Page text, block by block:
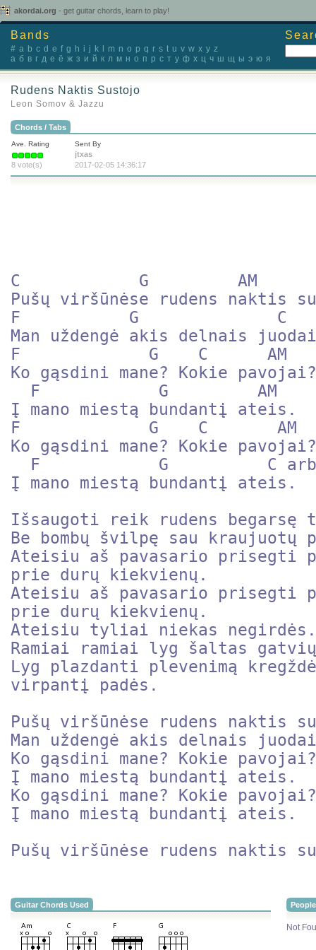
akordai.org - get guitar chords, learn to play!
Bands
# a b c d e f g h i j k m n o p q r s t u v w x y z
а б в г д е ё ж з и й к л м н о п р с т у ф х ц ч ш щ ы э ю я
Rudens Naktis Sustojo
Leon Somov & Jazzu
Chords / Tabs
Ave. Rating
8 vote(s)
Sent By
jtxas
2017-02-05 14:36:17
C            G	       AM
Pušų viršūnėse rudens naktis
F	    G              C
Man uždengė akis delnais
F             G    C      AM
Ko gąsdini mane? Kokie pavojai?
Į mano miestą bundantį ateis.
F             G    C       AM
Ko gąsdini mane? Kokie pavojai?
Į mano miestą bundantį ateis.
Išsaugoti reik rudens begarsę
Be bombų švilpę sau kraujuotų
Ateisiu aš pavasario prisegti
prie durų kiekvienų.
Ateisiu aš pavasario prisegti
prie durų kiekvienų.
Ateisiu tyliai niekas negirdės.
Ramiai ramiai lyg šaltas
Lyg plazdanti plevenimą
virpantį padės.
Pušų viršūnėse rudens naktis
Man uždengė akis delnais
Ko gąsdini mane? Kokie pavojai?
Į mano miestą bundantį ateis.
Ko gąsdini mane? Kokie pavojai?
Į mano miestą bundantį ateis.
Guitar Chords Used
Not